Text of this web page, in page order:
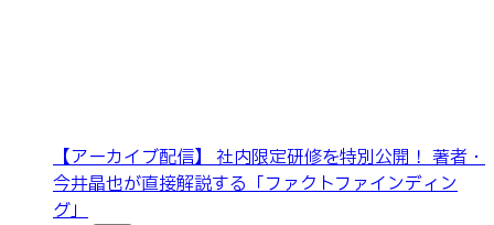
【アーカイブ配信】 社内限定研修を特別公開！ 著者・
今井晶也が直接解説する「ファクトファインディン
グ」